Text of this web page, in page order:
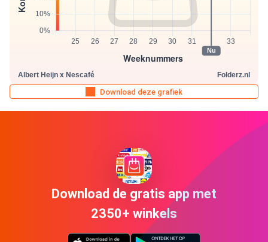
Download deze grafiek
Download de gratis app met
2350+ winkels